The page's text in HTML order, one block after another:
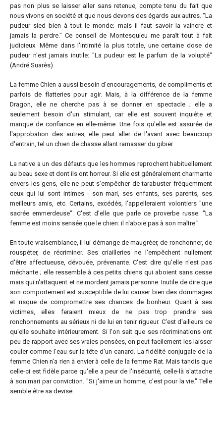
pas non plus se laisser aller sans retenue, compte tenu du fait que
nous vivons en société et que nous devons des égards aux autres. "La
pudeur sied bien à tout le monde; mais il faut savoir la vaincre et
jamais la perdre." Ce conseil de Montesquieu me paraît tout à fait
judicieux. Même dans l'intimité la plus totale, une certaine dose de
pudeur n'est jamais inutile: "La pudeur est le parfum de la volupté"
(André Suarès).
La femme Chien a aussi besoin d'encouragements, de compliments et
parfois de flatteries pour agir. Mais, à la différence de la femme
Dragon, elle ne cherche pas à se donner en spectacle ; elle a
seulement besoin d'un stimulant, car elle est souvent inquiète et
manque de confiance en elle-même. Une fois qu'elle est assurée de
l'approbation des autres, elle peut aller de l'avant avec beaucoup
d'entrain, tel un chien de chasse allant ramasser du gibier.
La native a un des défauts que les hommes reprochent habituellement
au beau sexe et dont ils ont horreur. Si elle est généralement charmante
envers les gens, elle ne peut s'empêcher de tarabuster fréquemment
ceux qui lui sont intimes - son mari, ses enfants, ses parents, ses
meilleurs amis, etc. Certains, excédés, l'appelleraient volontiers "une
sacrée emmerdeuse". C'est d'elle que parle ce proverbe russe: "La
femme est moins sensée que le chien: il n'aboie pas à son maître."
En toute vraisemblance, il lui démange de maugréer, de ronchonner, de
rouspéter, de récriminer. Ses criailleries ne l'empêchent nullement
d'être affectueuse, dévouée, prévenante. C'est dire qu'elle n'est pas
méchante ; elle ressemble à ces petits chiens qui aboient sans cesse
mais qui n'attaquent et ne mordent jamais personne. Inutile de dire que
son comportement est susceptible de lui causer bien des dommages
et risque de compromettre ses chances de bonheur. Quant à ses
victimes, elles feraient mieux de ne pas trop prendre ses
ronchonnements au sérieux ni de lui en tenir rigueur. C'est d'ailleurs ce
qu'elle souhaite intérieurement. Si l'on sait que ses récriminations ont
peu de rapport avec ses vraies pensées, on peut facilement les laisser
couler comme l'eau sur la tête d'un canard. La fidélité conjugale de la
femme Chien n'a rien à envier à celle de la femme Rat. Mais tandis que
celle-ci est fidèle parce qu'elle a peur de l'insécurité, celle-là s'attache
à son mari par conviction. "Si j'aime un homme, c'est pour la vie." Telle
semble être sa devise.